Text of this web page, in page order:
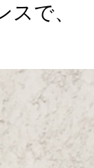
スで、